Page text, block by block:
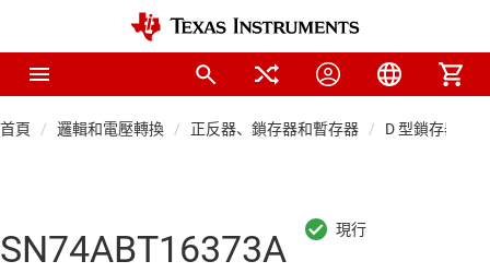
首頁 邏輯和電壓轉換 正反器、鎖存器和暫存器 D 型鎖存器
SN74ABT16373A